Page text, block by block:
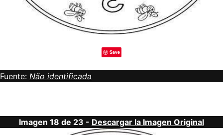
Save
Fuente: Não identificada
Imagen 18 de 23 - Descargar la Imagen Original